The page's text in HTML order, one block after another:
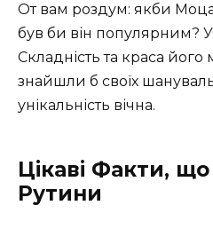
От вам роздум: якби
був би він популярним?
Складність та краса
знайшли б своїх
унікальність вічна.
Цікаві Факти,
Рутини